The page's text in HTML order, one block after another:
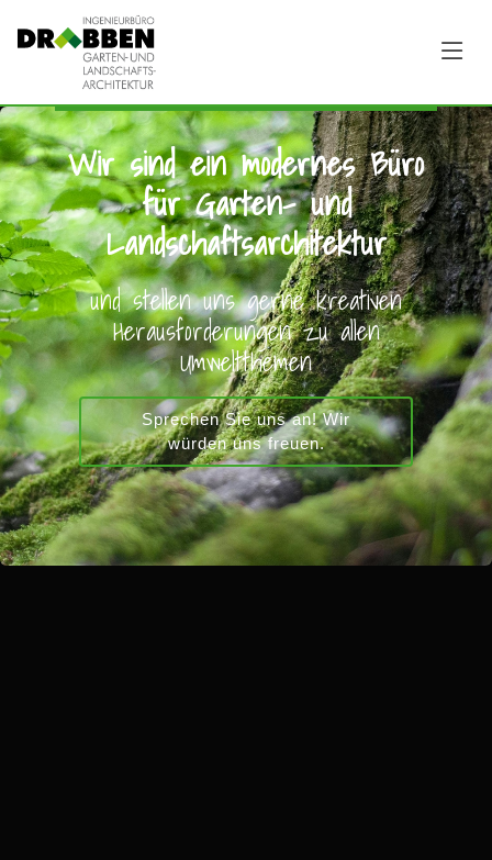
Wir sind ein modernes Büro
für Garten- und
Landschaftsarchitektur
und stellen uns gerne kreativen
Herausforderungen zu allen
Umweltthemen
Sprechen Sie uns an! Wir
würden uns freuen.